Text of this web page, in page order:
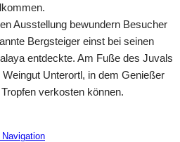
Ausstellung bewundern Besucher
Bergsteiger einst bei seinen
entdeckte. Am Fuße des Juvals
Unterortl, in dem Genießer
verkosten können.